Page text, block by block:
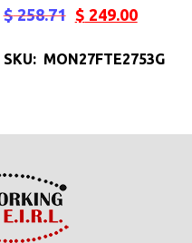
$258.71 $ 249.00
SKU: MON27FTE2753G